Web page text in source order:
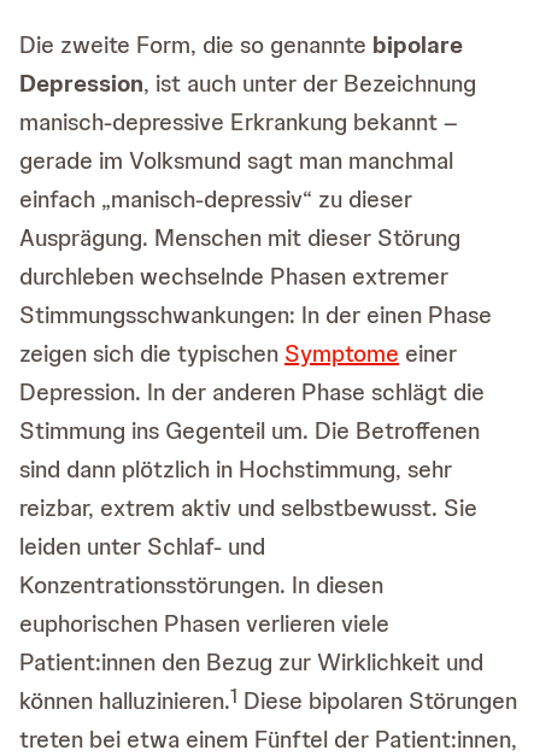
Die zweite Form, die so genannte bipolare
Depression, ist auch unter der Bezeichnung
manisch-depressive Erkrankung bekannt –
gerade im Volksmund sagt man manchmal
einfach „manisch-depressiv“ zu dieser
Ausprägung. Menschen mit dieser Störung
durchleben wechselnde Phasen extremer
Stimmungsschwankungen: In der einen Phase
zeigen sich die typischen Symptome einer
Depression. In der anderen Phase schlägt die
Stimmung ins Gegenteil um. Die Betroffenen
sind dann plötzlich in Hochstimmung, sehr
reizbar, extrem aktiv und selbstbewusst. Sie
leiden unter Schlaf- und
Konzentrationsstörungen. In diesen
euphorischen Phasen verlieren viele
Patient:innen den Bezug zur Wirklichkeit und
können halluzinieren.1 Diese bipolaren Störungen
treten bei etwa einem Fünftel der Patient:innen,